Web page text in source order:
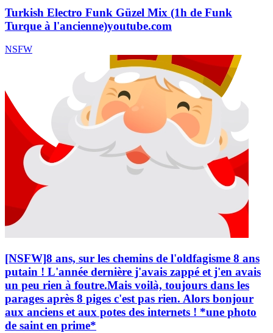
Turkish Electro Funk Güzel Mix (1h de Funk
Turque à l'ancienne)youtube.com
NSFW
[NSFW]8 ans, sur les chemins de l'oldfagisme 8 ans
putain ! L'année dernière j'avais zappé et j'en avais
un peu rien à foutre.Mais voilà, toujours dans les
parages après 8 piges c'est pas rien. Alors bonjour
aux anciens et aux potes des internets ! *une photo
de saint en prime*